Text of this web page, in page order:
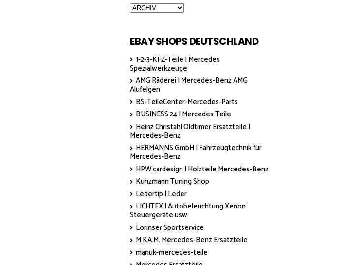
EBAY SHOPS DEUTSCHLAND
1-2-3-KFZ-Teile | Mercedes
Spezialwerkzeuge
AMG Räderei | Mercedes-Benz AMG
Alufelgen
BS-TeileCenter-Mercedes-Parts
BUSINESS 24 | Mercedes Teile
Heinz Christahl Oldtimer Ersatzteile |
Mercedes-Benz
HERMANNS GmbH | Fahrzeugtechnik für
Mercedes-Benz
HPW.cardesign | Holzteile Mercedes-Benz
Kunzmann Tuning Shop
Ledertip | Leder
LICHTEX | Autobeleuchtung Xenon
Steuergeräte usw.
Lorinser Sportservice
M.KA.M. Mercedes-Benz Ersatzteile
manuk-mercedes-teile